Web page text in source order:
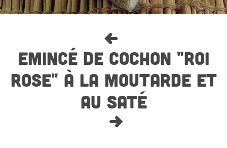
EMINCÉ DE COCHON "ROI
ROSE" À LA MOUTARDE ET
AU SATÉ